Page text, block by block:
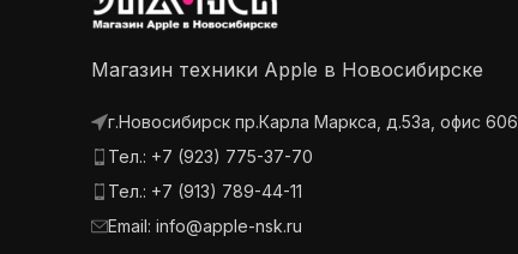
Магазин техники Apple в Новосибирске
г.Новосибирск пр.Карла Маркса, д.53а, офис 606
Тел.: +7 (923) 775-37-70
Тел.: +7 (913) 789-44-11
Email: info@apple-nsk.ru